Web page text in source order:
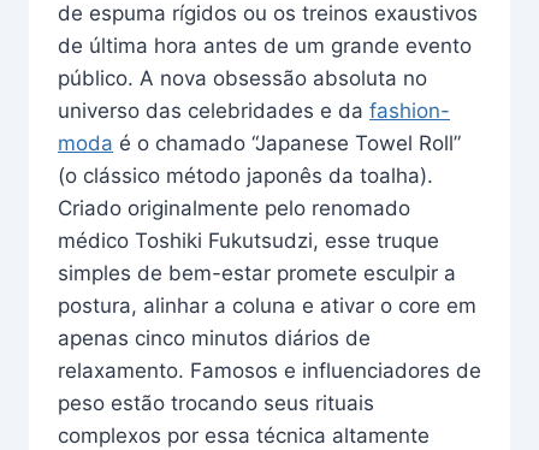
de espuma rígidos ou os treinos exaustivos
de última hora antes de um grande evento
público. A nova obsessão absoluta no
universo das celebridades e da fashion-
moda é o chamado “Japanese Towel Roll”
(o clássico método japonês da toalha).
Criado originalmente pelo renomado
médico Toshiki Fukutsudzi, esse truque
simples de bem-estar promete esculpir a
postura, alinhar a coluna e ativar o core em
apenas cinco minutos diários de
relaxamento. Famosos e influenciadores de
peso estão trocando seus rituais
complexos por essa técnica altamente